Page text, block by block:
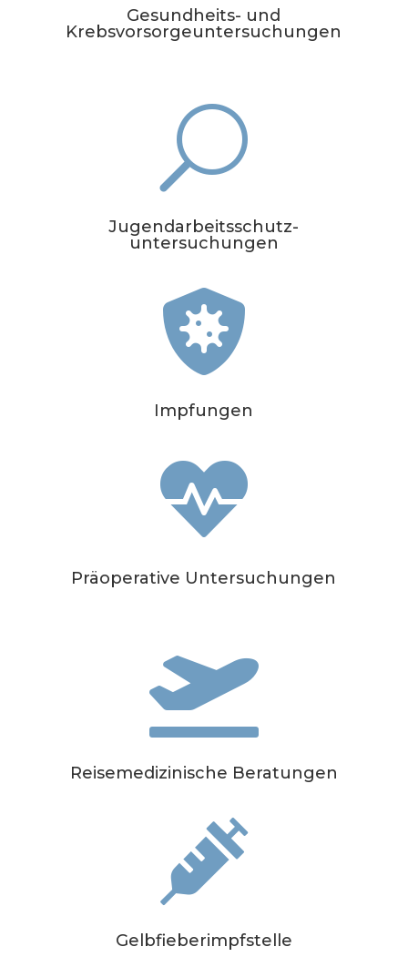
Gesundheits- und
Krebsvorsorgeuntersuchungen
U
Jugendarbeitsschutz-
untersuchungen

Impfungen

Präoperative Untersuchungen

Reisemedizinische Beratungen

Gelbfieberimpfstelle